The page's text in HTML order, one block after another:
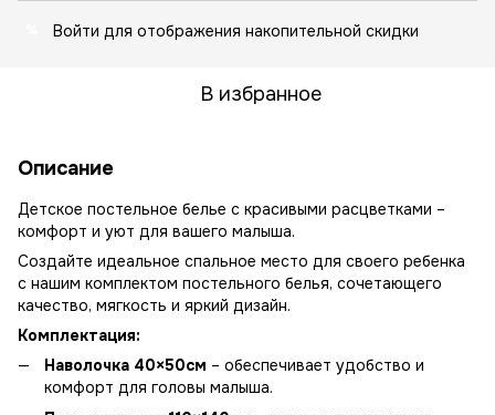
Войти для отображения накопительной скидки
В избранное
Описание
Детское постельное белье с красивыми расцветками –
комфорт и уют для вашего малыша.
Создайте идеальное спальное место для своего ребенка
с нашим комплектом постельного белья, сочетающего
качество, мягкость и яркий дизайн.
Комплектация:
Наволочка 40×50см – обеспечивает удобство и
комфорт для головы малыша.